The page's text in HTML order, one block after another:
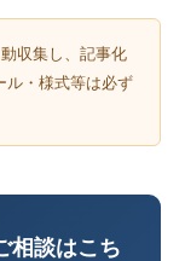
収集し、記事化
ル・様式等は必ず
相談はこち